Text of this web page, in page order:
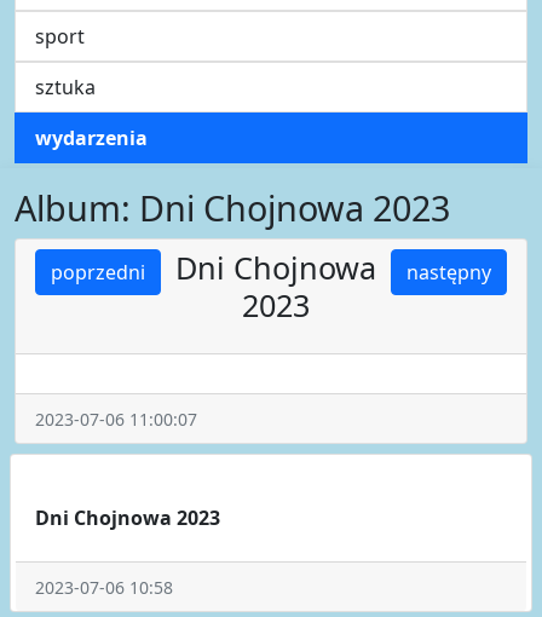
sport
sztuka
wydarzenia
Album: Dni Chojnowa 2023
poprzedni następny
Dni Chojnowa
2023
2023-07-06 11:00:07
Dni Chojnowa 2023
2023-07-06 10:58